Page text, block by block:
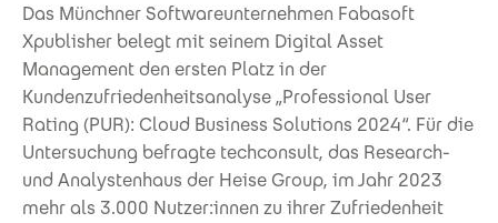
Das Münchner Softwareunternehmen Fabasoft
Xpublisher belegt mit seinem Digital Asset
Management den ersten Platz in der
Kundenzufriedenheitsanalyse „Professional User
Rating (PUR): Cloud Business Solutions 2024“. Für die
Untersuchung befragte techconsult, das Research-
und Analystenhaus der Heise Group, im Jahr 2023
mehr als 3.000 Nutzer:innen zu ihrer Zufriedenheit